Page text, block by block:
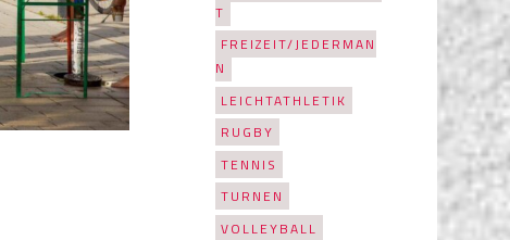
T
FREIZEIT/JEDERMAN
N
LEICHTATHLETIK
RUGBY
TENNIS
TURNEN
VOLLEYBALL